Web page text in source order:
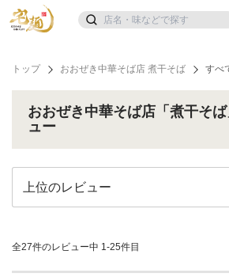
トップ おおぜき中華そば店 煮干そば すべ
おおぜき中華そば店「煮干そ
ュー
全27件のレビュー中 1-25件目